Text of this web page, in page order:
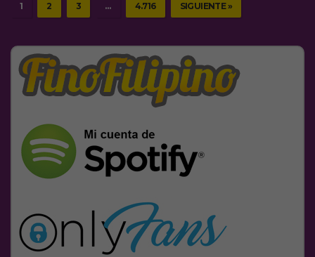
1 2 3 … 4.716 SIGUIENTE »